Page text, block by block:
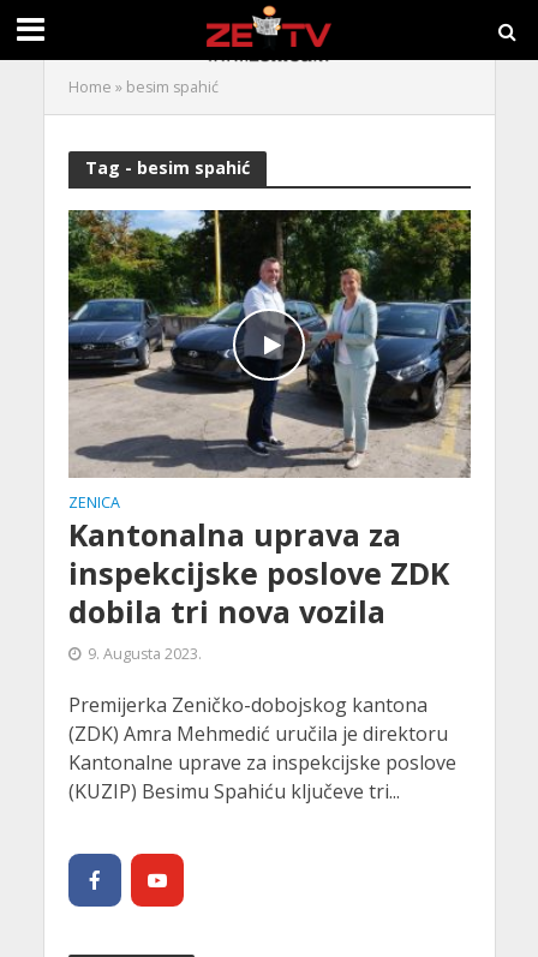
Home » besim spahić
Tag - besim spahić
ZENICA
Kantonalna uprava za
inspekcijske poslove ZDK
dobila tri nova vozila
9. Augusta 2023.
Premijerka Zeničko-dobojskog kantona
(ZDK) Amra Mehmedić uručila je direktoru
Kantonalne uprave za inspekcijske poslove
(KUZIP) Besimu Spahiću ključeve tri...